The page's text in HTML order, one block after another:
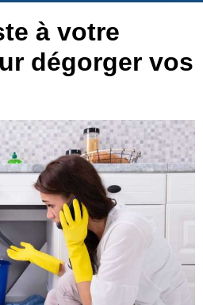
à votre
dégorger vos